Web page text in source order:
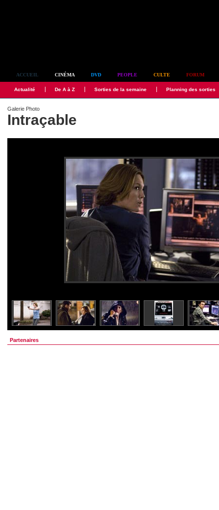
ACCUEIL CINÉMA DVD PEOPLE CULTE FORUM
Actualité De A à Z Sorties de la semaine Planning des sorties
Galerie Photo
Intraçable
Partenaires